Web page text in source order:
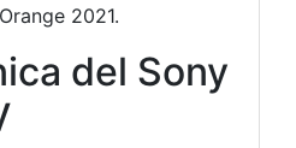
2021.
del Sony